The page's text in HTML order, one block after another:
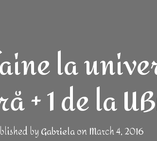
la
+ 1 de la
byGabrielaonMarch 4, 2016